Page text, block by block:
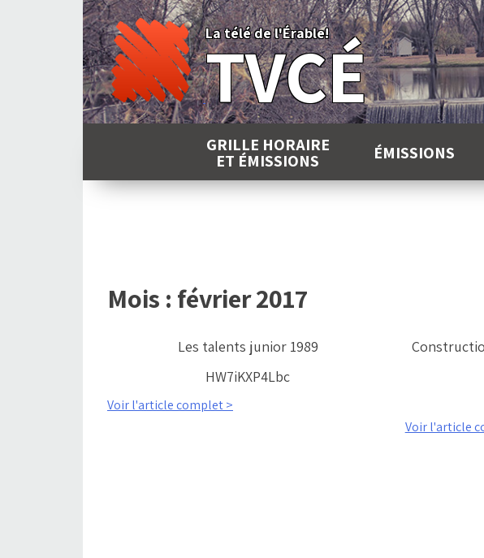
La télé de l'Érable!
TVCÉ
GRILLE HORAIRE
ET ÉMISSIONS ÉMISSIONS
Mois : février 2017
Les talents junior 1989
HW7iKXP4Lbc
Voir l'article complet >
Voir l'article